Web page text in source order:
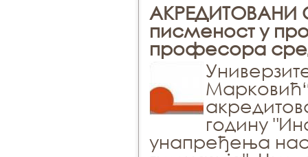
писменост у
професора
годину
унапређења